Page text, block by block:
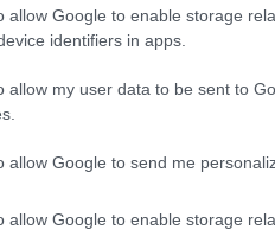
allow Google to enable storage
identifiers in apps.
allow my user data to be sent to
allow Google to send me
allow Google to enable storage
sem bizonyítja ezt
legutóbbi munkája